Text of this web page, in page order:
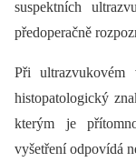
suspektních
předoperačně
Při ultrazvukovém
histopatologický
kterým je
vyšetření odpovídá